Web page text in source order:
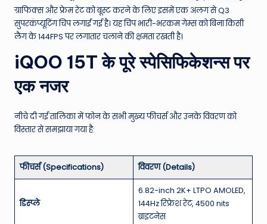
ग्राफिक्स और फ्रेम रेट को बूस्ट करने के लिए इसमें एक अलग से Q3
सुपरकंप्यूटिंग चिप लगाई गई है। यह चिप भारी-भरकम गेम्स को बिना किसी
लैग के 144FPS पर लगातार चलाने की क्षमता रखती है।
iQOO 15T के पूरे स्पेसिफिकेशन्स पर
एक नजर
नीचे दी गई तालिका में फोन के सभी मुख्य फीचर्स और उनके विवरण को
विस्तार से समझाया गया है:
फीचर्स (Specifications) विवरण (Details)
डिस्प्ले
6.82-inch 2K+ LTPO AMOLED,
144Hz रिफ्रेश रेट, 4500 nits
ब्राइटनेस